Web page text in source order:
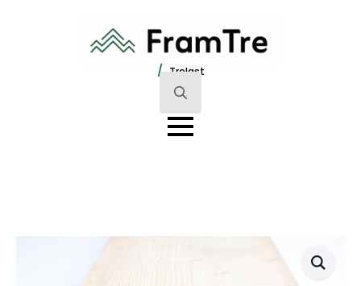
/ Trelast
Search
for: